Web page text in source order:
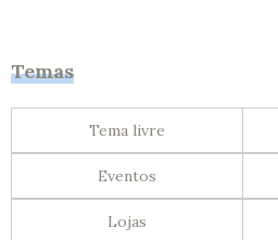
Temas
Tema livre
Eventos
Lojas